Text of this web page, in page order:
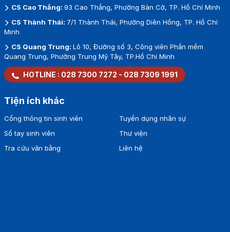
CS Cao Thắng: 93 Cao Thắng, Phường Bàn Cờ, TP. Hồ Chí Minh
CS Thành Thái: 7/1 Thành Thái, Phường Diên Hồng, TP. Hồ Chí
Minh
CS Quang Trung: Lô 10, Đường số 3, Công viên Phần mềm
Quang Trung, Phường Trung Mỹ Tây, TP.Hồ Chí Minh
HOTLINE : 028 7300 7272 - 028 7309 1991
Tiện ích khác
Cổng thông tin sinh viên
Sổ tay sinh viên
Tra cứu văn bằng
Tuyển dụng nhân sự
Thư viện
Liên hệ